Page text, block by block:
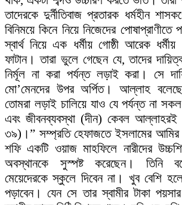
তাদেরকে দুর্নীতিবাজ প্রতারক ধর্মহীন
বিনিময়ে কিনে নিয়ে নিজেদের
স্বার্থ নিয়ে এক ধর্মীয় গোষ্ঠী আরেক ধর্মীয়
ফাটান। তারা ভুলে গেছেন যে, তাদের
নির্মূল না করা পর্যন্ত লড়াই করা। সে
মো’মেনদের উপর অর্পিত। আল্লাহ
তোমরা লড়াই চালিয়ে যাও যে পর্যন্ত না
এবং জীবনব্যবস্থা (দীন) কেবল
৩৯)।” সম্প্রতি হেফাজতে ইসলামের
শফি একটি ওয়াজ মাহফিলে নারীদের
অবস্থানকে সুস্পষ্ট করেছেন। তিনি
মেয়েদেরকে স্কুলে দিবেন না। খুব বেশি
পড়াবেন। যেন সে তার স্বামীর টাকা